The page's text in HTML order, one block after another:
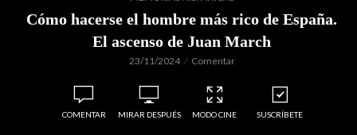
Cómo hacerse el hombre más rico de España.
El ascenso de Juan March
23/11/2024 Comentar
COMENTAR MIRAR DESPUÉS MODO CINE SUSCRÍBETE